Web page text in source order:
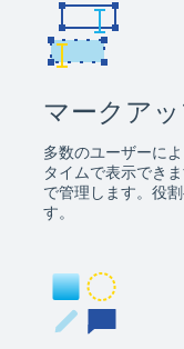
マークア
多数のユーザーに
タイムで表示でき
で管理します。役
す。